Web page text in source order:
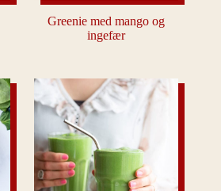
Greenie med mango og
ingefær